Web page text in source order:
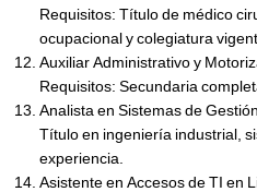
Requisitos: Título de médico
ocupacional y colegiatura
Auxiliar Administrativo y
Requisitos: Secundaria
Analista en Sistemas de
Título en ingeniería industrial,
experiencia.
Asistente en Accesos de TI en